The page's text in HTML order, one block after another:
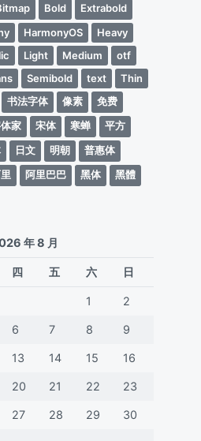
Bold
Extrabold
HarmonyOS
Heavy
Light Medium
otf
Semibold text
Thin
书法字体 像素
免费
家 宋体 寒蝉
平方
日文 明朝
普惠体
阿里巴巴 黑体 黑體
年 8 月
四 五 六 日
1 2
6 7 8 9
13 14 15 16
20 21 22 23
27 28 29 30